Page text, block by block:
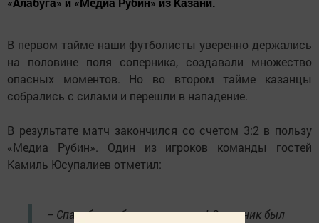
В первом тайме наши футболисты уверенно держались
на половине поля соперника, создавали множество
опасных моментов. Но во втором тайме казанцы
собрались с силами и перешли в нападение.
В результате матч закончился со счетом 3:2 в пользу
«Медиа Рубин». Один из игроков команды гостей
Камиль Юсупалиев отметил:
– Спасибо елабужанам за игру! Соперник был